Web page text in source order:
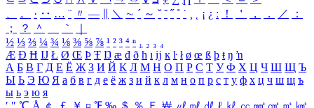
、
。 · ‥ … ¨ 〃 ― ＼ ∼ ´ ～ ˇ ˘ ˝ ˚ ˙ ¸ ¡ ¿ ː ！ ＇ ， ． ／
：
；
？ ＾ ｀
½ ⅓ ⅔ ¼ ¾ ⅛ ⅜ ⅝ ⅞ ¹ ² ³ ⁴ ⁿ ₁ ₂ ₃ ₄
Æ Ð Ħ Ĳ Ł Ø Œ Þ Ŧ Ŋ æ đ ð ħ ı ĳ ĸ ŀ ł ø œ ß þ ŧ ŋ ŉ
А Б В Г Д Е Ё Ж З И Й К Л М Н О П Р С Т У Ф Х Ц Ч Ш Щ Ъ
Ы Ь Э Ю Я а б в г д е ё ж з и й к л м н о п р с т у ф х ц ч ш щ ъ
ы ь э ю я